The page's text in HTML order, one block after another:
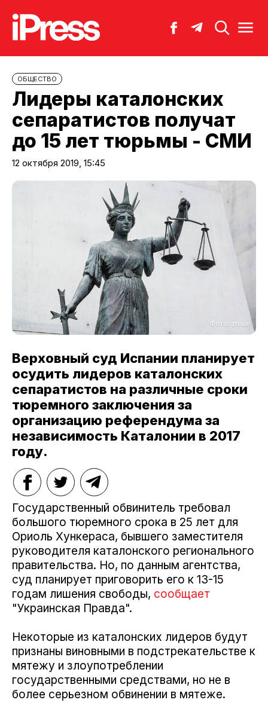
ОБЩЕСТВО
Лидеры каталонских
сепаратистов получат
до 15 лет тюрьмы - СМИ
12 октября 2019, 15:45
Фото: zn.ua
Верховный суд Испании планирует
осудить лидеров каталонских
сепаратистов на различные сроки
тюремного заключения за
организацию референдума за
независимость Каталонии в 2017
году.
Государственный обвинитель требовал
большого тюремного срока в 25 лет для
Ориоль Хункераса, бывшего заместителя
руководителя каталонского регионального
правительства. Но, по данным агентства,
суд планирует приговорить его к 13-15
годам лишения свободы, сообщает
"Украинская Правда".
Некоторые из каталонских лидеров будут
признаны виновными в подстрекательстве к
мятежу и злоупотреблении
государственными средствами, но не в
более серьезном обвинении в мятеже.